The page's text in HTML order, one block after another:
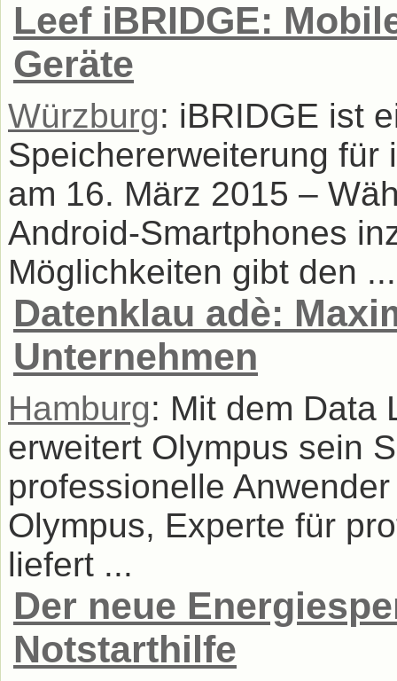
Leef iBRIDGE:
Geräte
Würzburg: iBRIDGE ist
Speichererweiterung für
am 16. März 2015 –
Android-Smartphones
Möglichkeiten gibt den ...
Datenklau adè:
Unternehmen
Hamburg: Mit dem Data
erweitert Olympus sein
professionelle
Olympus, Experte für
liefert ...
Der neue
Notstarthilfe